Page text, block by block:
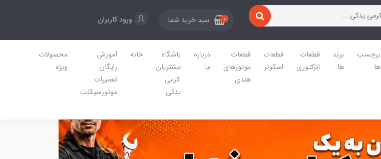
0 سبد خرید شما ورود کاربران
برچسب
ها
برند
ها
قطعات
انژکتوری
قطعات
اسکوتر
قطعات
موتورهای
هندی
درباره
ما
باشگاه
مشتریان
اکرمی
یدکی
خانه
آموزش
رایگان
تعمیرات
موتورسیکلت
محصولات
ویژه